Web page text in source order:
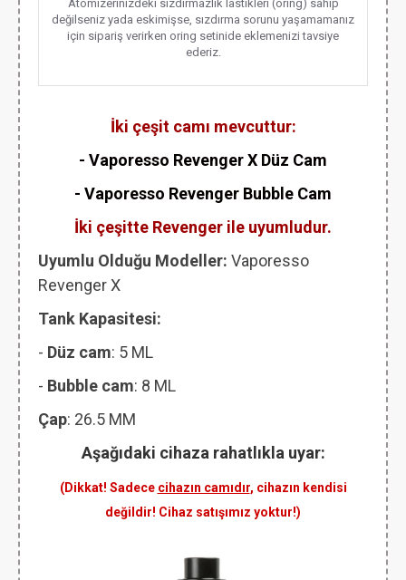
Atomizerinizdeki sızdırmazlık lastikleri (oring) sahip
değilseniz yada eskimişse, sızdırma sorunu yaşamamanız
için sipariş verirken oring setinide eklemenizi tavsiye
ederiz.
İki çeşit camı mevcuttur:
- Vaporesso Revenger X Düz Cam
- Vaporesso Revenger Bubble Cam
İki çeşitte Revenger ile uyumludur.
Uyumlu Olduğu Modeller: Vaporesso
Revenger X
Tank Kapasitesi:
- Düz cam: 5 ML
- Bubble cam: 8 ML
Çap: 26.5 MM
Aşağıdaki cihaza rahatlıkla uyar:
(Dikkat! Sadece cihazın camıdır, cihazın kendisi
değildir! Cihaz satışımız yoktur!)